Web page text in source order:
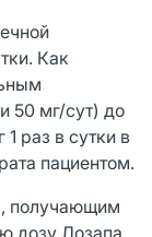
Как
50 мг/сут) до
раз в сутки в
пациентом.
получающим
дозу Лозапа